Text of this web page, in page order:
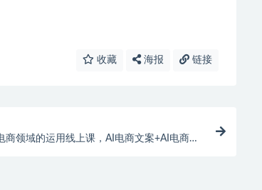
收藏 海报 链接
商领域的运用线上课，AI电商文案+AI电商视